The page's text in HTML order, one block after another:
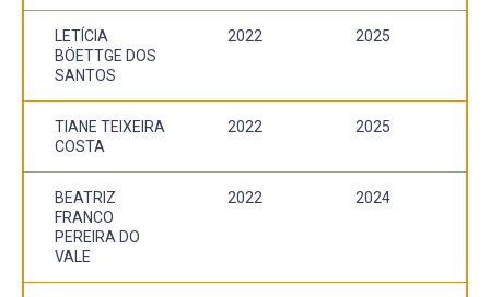
LETÍCIA
BÖETTGE DOS
SANTOS
2022 2025
TIANE TEIXEIRA
COSTA
2022 2025
BEATRIZ
FRANCO
PEREIRA DO
VALE
2022 2024